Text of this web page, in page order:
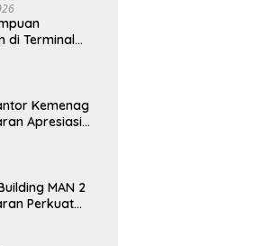
Pandega Pangandaran Ajak
Masyarakat Bersatu Dalam
di Terminal
Kemenag
Apresiasi
Tekankan
Sinergi Antar
MAN 2
Perkuat